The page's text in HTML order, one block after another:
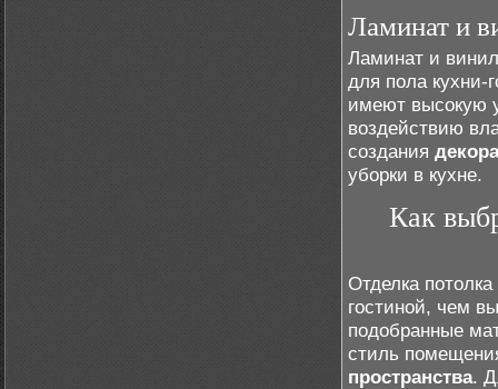
Ламинат и
Ламинат и
для пола кухни-
имеют высокую
воздействию
создания
уборки в кухне.
Как
Отделка
гостиной, чем
подобранные
стиль
пространства.